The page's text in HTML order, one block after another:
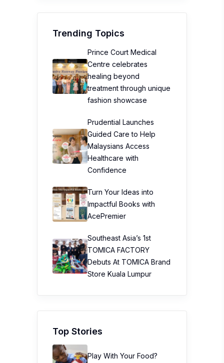
Trending Topics
Prince Court Medical
Centre celebrates
healing beyond
treatment through unique
fashion showcase
Prudential Launches
Guided Care to Help
Malaysians Access
Healthcare with
Confidence
Turn Your Ideas into
Impactful Books with
AcePremier
Southeast Asia’s 1st
TOMICA FACTORY
Debuts At TOMICA Brand
Store Kuala Lumpur
Top Stories
Play With Your Food?